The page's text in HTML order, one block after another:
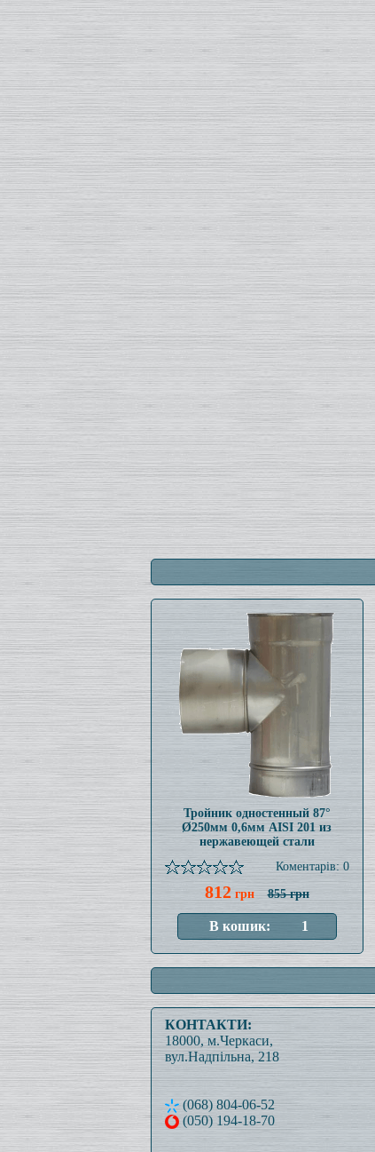
Тройник одностенный 87°
Ø250мм 0,6мм AISI 201 из
нержавеющей стали
Коментарів: 0
812грн 855 грн
КОНТАКТИ:
18000, м.Черкаси,
вул.Надпільна, 218
(068) 804-06-52
(050) 194-18-70